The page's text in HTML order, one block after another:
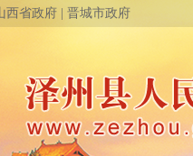
西省政府 晋城市政府